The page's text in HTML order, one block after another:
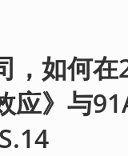
，如何在
应》与